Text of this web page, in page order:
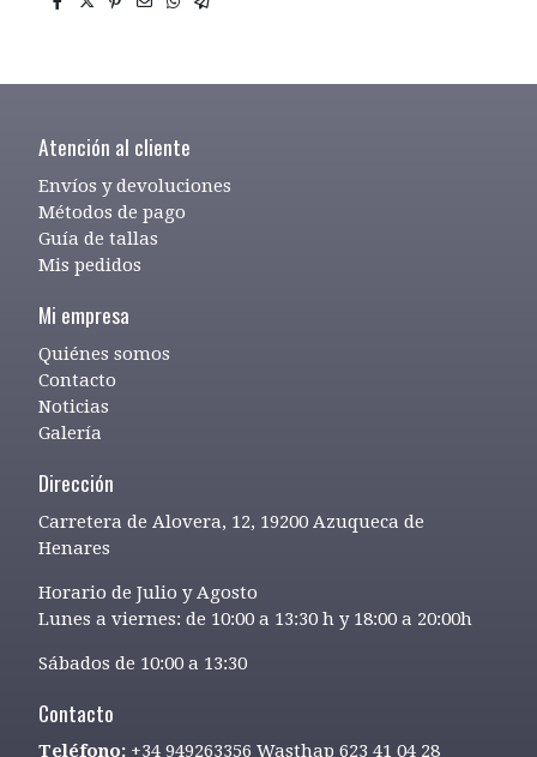
Atención al cliente
Envíos y devoluciones
Métodos de pago
Guía de tallas
Mis pedidos
Mi empresa
Quiénes somos
Contacto
Noticias
Galería
Dirección
Carretera de Alovera, 12, 19200 Azuqueca de
Henares
Horario de Julio y Agosto
Lunes a viernes: de 10:00 a 13:30 h y 18:00 a 20:00h
Sábados de 10:00 a 13:30
Contacto
Teléfono: +34 949263356 Wasthap 623 41 04 28